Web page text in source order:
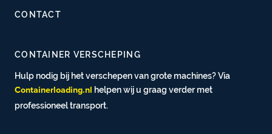
CONTACT
CONTAINER VERSCHEPING
Hulp nodig bij het verschepen van grote machines? Via
Containerloading.nl helpen wij u graag verder met
professioneel transport.